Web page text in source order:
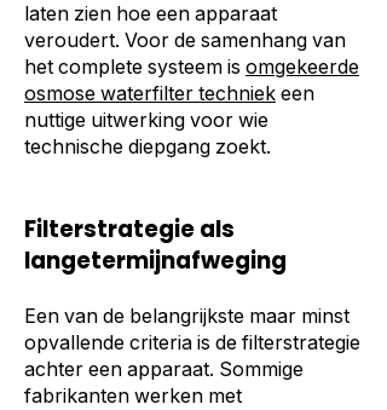
laten zien hoe een apparaat
veroudert. Voor de samenhang van
het complete systeem is omgekeerde
osmose waterfilter techniek een
nuttige uitwerking voor wie
technische diepgang zoekt.
Filterstrategie als
langetermijnafweging
Een van de belangrijkste maar minst
opvallende criteria is de filterstrategie
achter een apparaat. Sommige
fabrikanten werken met